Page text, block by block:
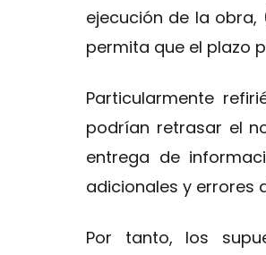
ejecución de la
permita que el plazo
Particularmente
podrían retrasar el
entrega de
adicionales y errores
Por tanto, los